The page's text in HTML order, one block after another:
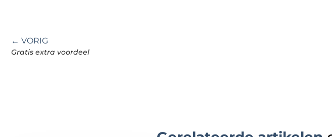
← VORIG
Gratis extra voordeel